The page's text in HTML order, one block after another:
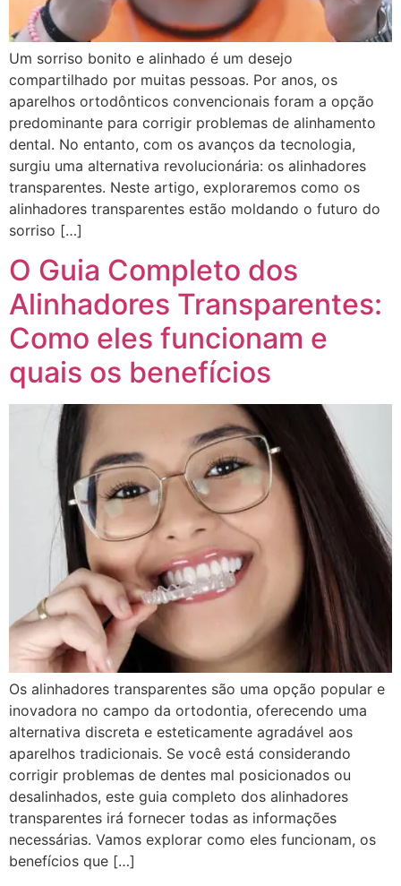
Um sorriso bonito e alinhado é um desejo
compartilhado por muitas pessoas. Por anos, os
aparelhos ortodônticos convencionais foram a opção
predominante para corrigir problemas de alinhamento
dental. No entanto, com os avanços da tecnologia,
surgiu uma alternativa revolucionária: os alinhadores
transparentes. Neste artigo, exploraremos como os
alinhadores transparentes estão moldando o futuro do
sorriso […]
O Guia Completo dos
Alinhadores Transparentes:
Como eles funcionam e
quais os benefícios
Os alinhadores transparentes são uma opção popular e
inovadora no campo da ortodontia, oferecendo uma
alternativa discreta e esteticamente agradável aos
aparelhos tradicionais. Se você está considerando
corrigir problemas de dentes mal posicionados ou
desalinhados, este guia completo dos alinhadores
transparentes irá fornecer todas as informações
necessárias. Vamos explorar como eles funcionam, os
benefícios que […]